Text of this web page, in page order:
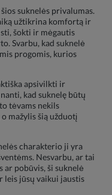
suknelės privalumas.
užtikrina komfortą ir
šokti ir mėgautis
Svarbu, kad suknelė
progomis, kurios
apsivilkti ir
kad suknelę būtų
tėvams nekils
mažylis šią užduotį
charakterio ji yra
Nesvarbu, ar tai
ar pobūvis, ši suknelė
leis jūsų vaikui jaustis